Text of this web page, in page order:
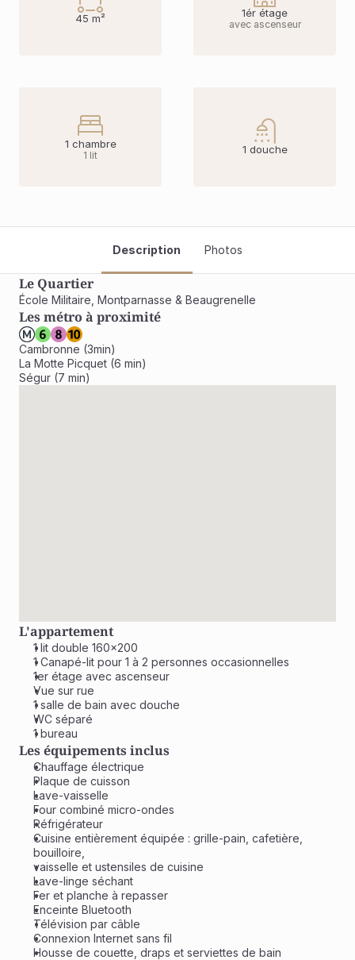
45 m² 1ér étage
avec ascenseur
1 chambre
1 lit 1 douche
Description Photos
Le Quartier
École Militaire, Montparnasse & Beaugrenelle
Les métro à proximité
Cambronne (3min)
La Motte Picquet (6 min)
Ségur (7 min)
L'appartement
1 lit double 160x200
1 Canapé-lit pour 1 à 2 personnes occasionnelles
1er étage avec ascenseur
Vue sur rue
1 salle de bain avec douche
WC séparé
1 bureau
Les équipements inclus
Chauffage électrique
Plaque de cuisson
Lave-vaisselle
Four combiné micro-ondes
Réfrigérateur
Cuisine entièrement équipée : grille-pain, cafetière,
bouilloire,
vaisselle et ustensiles de cuisine
Lave-linge séchant
Fer et planche à repasser
Enceinte Bluetooth
Télévision par câble
Connexion Internet sans fil
Housse de couette, draps et serviettes de bain